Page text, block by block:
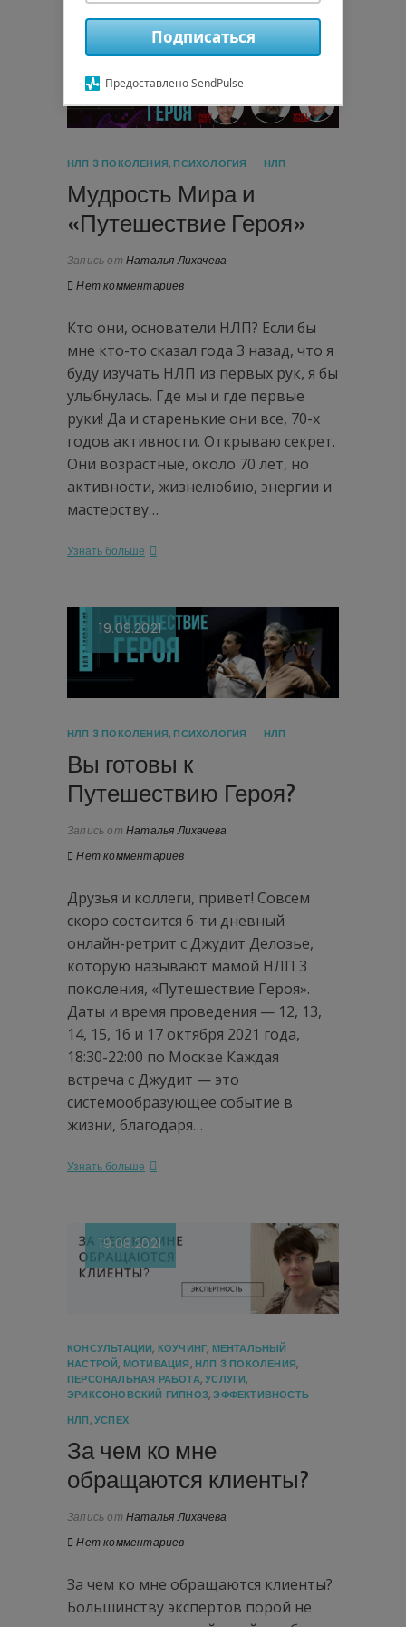
20.09.2021
НЛП 3 ПОКОЛЕНИЯ,ПСИХОЛОГИЯ НЛП
Мудрость Мира и
«Путешествие Героя»
Запись от Наталья Лихачева
Нет комментариев
Кто они, основатели НЛП? Если бы
мне кто-то сказал года 3 назад, что я
буду изучать НЛП из первых рук, я бы
улыбнулась. Где мы и где первые
руки! Да и старенькие они все, 70-х
годов активности. Открываю секрет.
Они возрастные, около 70 лет, но
активности, жизнелюбию, энергии и
мастерству…
Узнать больше
19.09.2021
НЛП 3 ПОКОЛЕНИЯ,ПСИХОЛОГИЯ НЛП
Вы готовы к
Путешествию Героя?
Запись от Наталья Лихачева
Нет комментариев
Друзья и коллеги, привет! Совсем
скоро состоится 6-ти дневный
онлайн-ретрит с Джудит Делозье,
которую называют мамой НЛП 3
поколения, «Путешествие Героя».
Даты и время проведения — 12, 13,
14, 15, 16 и 17 октября 2021 года,
18:30-22:00 по Москве Каждая
встреча с Джудит — это
системообразующее событие в
жизни, благодаря…
Узнать больше
19.08.2021
КОНСУЛЬТАЦИИ, КОУЧИНГ, МЕНТАЛЬНЫЙ
НАСТРОЙ, МОТИВАЦИЯ,НЛП 3 ПОКОЛЕНИЯ,
ПЕРСОНАЛЬНАЯ РАБОТА,УСЛУГИ,
ЭРИКСОНОВСКИЙ ГИПНОЗ,ЭФФЕКТИВНОСТЬ
НЛП,УСПЕХ
За чем ко мне
обращаются клиенты?
Запись от Наталья Лихачева
Нет комментариев
За чем ко мне обращаются клиенты?
Большинству экспертов порой не
Подписаться
Предоставлено SendPulse